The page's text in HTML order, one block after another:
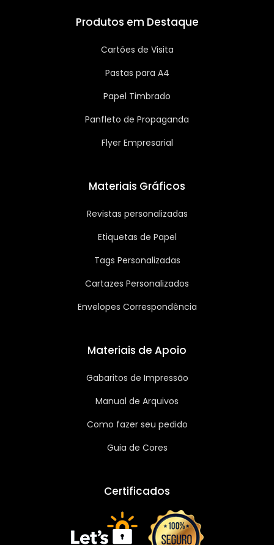
Produtos em Destaque
Cartões de Visita
Pastas para A4
Papel Timbrado
Panfleto de Propaganda
Flyer Empresarial
Materiais Gráficos
Revistas personalizadas
Etiquetas de Papel
Tags Personalizadas
Cartazes Personalizados
Envelopes Correspondência
Materiais de Apoio
Gabaritos de Impressão
Manual de Arquivos
Como fazer seu pedido
Guia de Cores
Certificados